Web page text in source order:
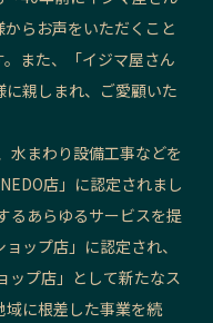
らお声をいただくこと
また、「イジマ屋さん
親しまれ、ご愛顧いた
水まわり設備工事などを
店」に認定されまし
るあらゆるサービスを提
ップ店」に認定され、
ップ店」として新たなス
に根差した事業を続